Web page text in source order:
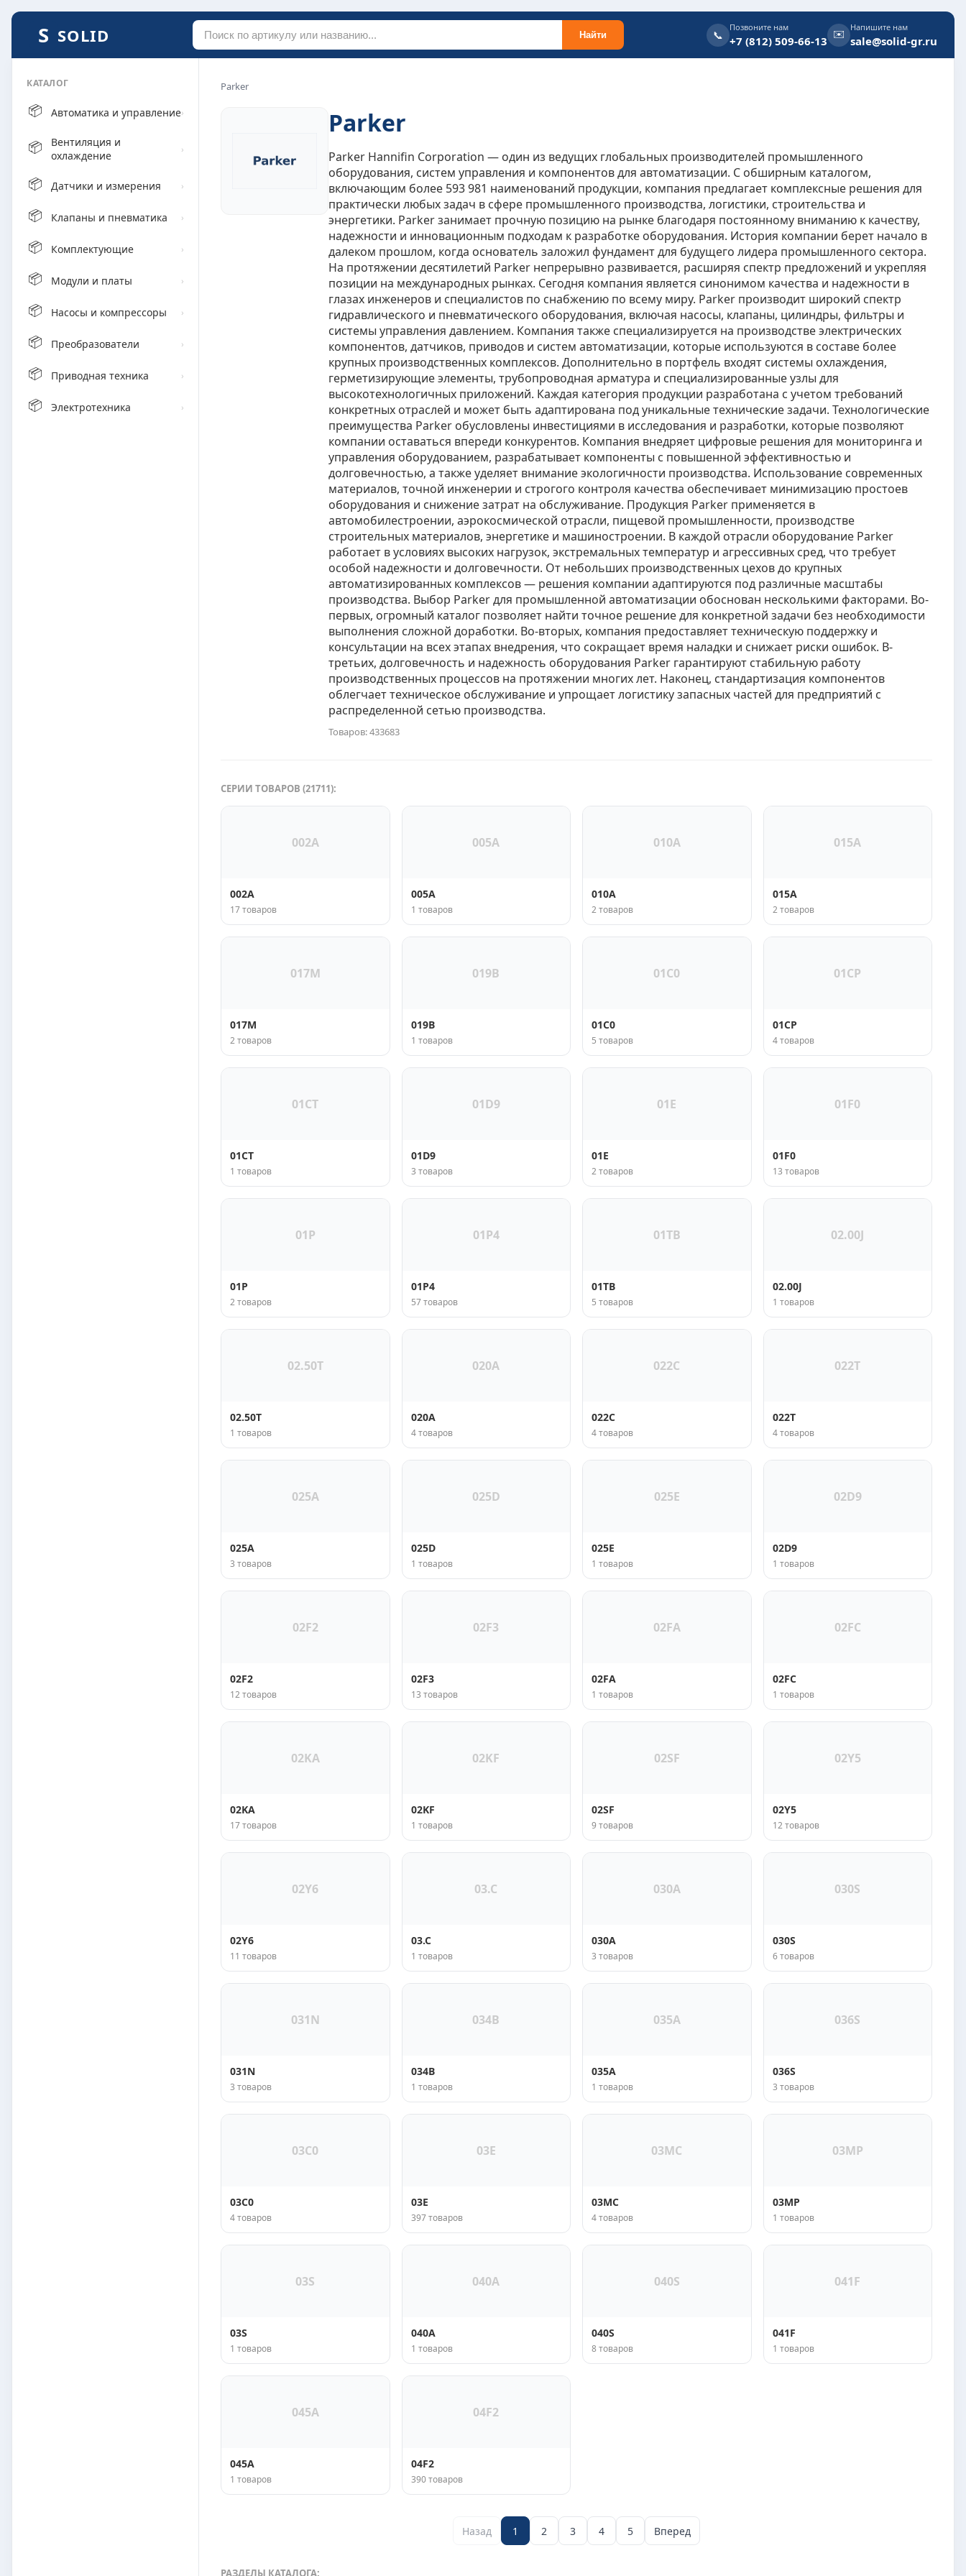
SOLID Найти 📞
Позвоните нам
+7 (812) 509-66-13
✉️ Напишите нам
sale@solid-gr.ru
КАТАЛОГ
📦 Автоматика и управление›
📦
Вентиляция и
охлаждение
›
📦 Датчики и измерения ›
📦 Клапаны и пневматика ›
📦 Комплектующие ›
📦 Модули и платы ›
📦 Насосы и компрессоры ›
📦 Преобразователи ›
📦 Приводная техника ›
📦 Электротехника ›
Parker
Parker
Parker Hannifin Corporation — один из ведущих глобальных производителей промышленного
оборудования, систем управления и компонентов для автоматизации. С обширным каталогом,
включающим более 593 981 наименований продукции, компания предлагает комплексные решения для
практически любых задач в сфере промышленного производства, логистики, строительства и
энергетики. Parker занимает прочную позицию на рынке благодаря постоянному вниманию к качеству,
надежности и инновационным подходам к разработке оборудования. История компании берет начало в
далеком прошлом, когда основатель заложил фундамент для будущего лидера промышленного сектора.
На протяжении десятилетий Parker непрерывно развивается, расширяя спектр предложений и укрепляя
позиции на международных рынках. Сегодня компания является синонимом качества и надежности в
глазах инженеров и специалистов по снабжению по всему миру. Parker производит широкий спектр
гидравлического и пневматического оборудования, включая насосы, клапаны, цилиндры, фильтры и
системы управления давлением. Компания также специализируется на производстве электрических
компонентов, датчиков, приводов и систем автоматизации, которые используются в составе более
крупных производственных комплексов. Дополнительно в портфель входят системы охлаждения,
герметизирующие элементы, трубопроводная арматура и специализированные узлы для
высокотехнологичных приложений. Каждая категория продукции разработана с учетом требований
конкретных отраслей и может быть адаптирована под уникальные технические задачи. Технологические
преимущества Parker обусловлены инвестициями в исследования и разработки, которые позволяют
компании оставаться впереди конкурентов. Компания внедряет цифровые решения для мониторинга и
управления оборудованием, разрабатывает компоненты с повышенной эффективностью и
долговечностью, а также уделяет внимание экологичности производства. Использование современных
материалов, точной инженерии и строгого контроля качества обеспечивает минимизацию простоев
оборудования и снижение затрат на обслуживание. Продукция Parker применяется в
автомобилестроении, аэрокосмической отрасли, пищевой промышленности, производстве
строительных материалов, энергетике и машиностроении. В каждой отрасли оборудование Parker
работает в условиях высоких нагрузок, экстремальных температур и агрессивных сред, что требует
особой надежности и долговечности. От небольших производственных цехов до крупных
автоматизированных комплексов — решения компании адаптируются под различные масштабы
производства. Выбор Parker для промышленной автоматизации обоснован несколькими факторами. Во-
первых, огромный каталог позволяет найти точное решение для конкретной задачи без необходимости
выполнения сложной доработки. Во-вторых, компания предоставляет техническую поддержку и
консультации на всех этапах внедрения, что сокращает время наладки и снижает риски ошибок. В-
третьих, долговечность и надежность оборудования Parker гарантируют стабильную работу
производственных процессов на протяжении многих лет. Наконец, стандартизация компонентов
облегчает техническое обслуживание и упрощает логистику запасных частей для предприятий с
распределенной сетью производства.
Товаров: 433683
СЕРИИ ТОВАРОВ (21711):
002A
002A
17 товаров
005A
005A
1 товаров
010A
010A
2 товаров
015A
015A
2 товаров
017M
017M
2 товаров
019B
019B
1 товаров
01C0
01C0
5 товаров
01CP
01CP
4 товаров
01CT
01CT
1 товаров
01D9
01D9
3 товаров
01E
01E
2 товаров
01F0
01F0
13 товаров
01P
01P
2 товаров
01P4
01P4
57 товаров
01TB
01TB
5 товаров
02.00J
02.00J
1 товаров
02.50T
02.50T
1 товаров
020A
020A
4 товаров
022C
022C
4 товаров
022T
022T
4 товаров
025A
025A
3 товаров
025D
025D
1 товаров
025E
025E
1 товаров
02D9
02D9
1 товаров
02F2
02F2
12 товаров
02F3
02F3
13 товаров
02FA
02FA
1 товаров
02FC
02FC
1 товаров
02KA
02KA
17 товаров
02KF
02KF
1 товаров
02SF
02SF
9 товаров
02Y5
02Y5
12 товаров
02Y6
02Y6
11 товаров
03.C
03.C
1 товаров
030A
030A
3 товаров
030S
030S
6 товаров
031N
031N
3 товаров
034B
034B
1 товаров
035A
035A
1 товаров
036S
036S
3 товаров
03C0
03C0
4 товаров
03E
03E
397 товаров
03MC
03MC
4 товаров
03MP
03MP
1 товаров
03S
03S
1 товаров
040A
040A
1 товаров
040S
040S
8 товаров
041F
041F
1 товаров
045A
045A
1 товаров
04F2
04F2
390 товаров
Назад 1 2 3 4 5 Вперед
РАЗДЕЛЫ КАТАЛОГА: